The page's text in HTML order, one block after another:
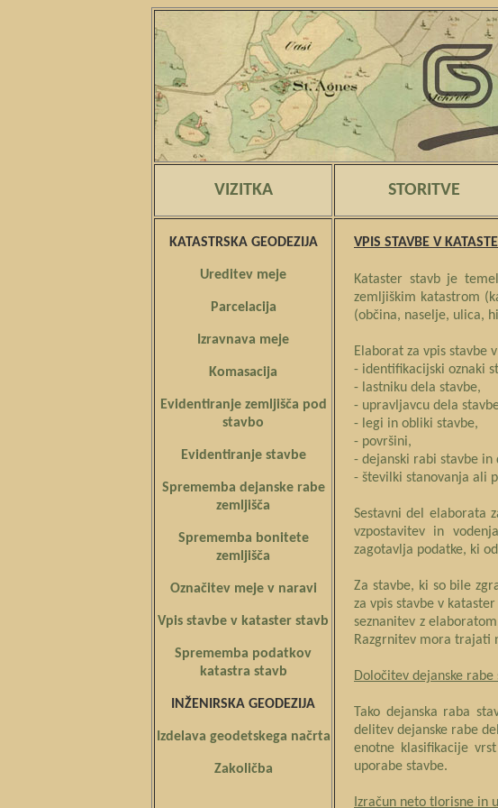
VIZITKA STORITVE
KATASTRSKA GEODEZIJA
Ureditev meje
Parcelacija
Izravnava meje
Komasacija
Evidentiranje zemljišča pod
stavbo
Evidentiranje stavbe
Sprememba dejanske rabe
zemljišča
Sprememba bonitete
zemljišča
Označitev meje v naravi
Vpis stavbe v kataster stavb
Sprememba podatkov
katastra stavb
INŽENIRSKA GEODEZIJA
Izdelava geodetskega načrta
Zakoličba
VPIS STAVBE V
Kataster stavb je
zemljiškim katastrom
(občina, naselje, ulica,
Elaborat za vpis stavbe
- identifikacijski oznaki
- lastniku dela stavbe,
- upravljavcu dela
- legi in obliki stavbe,
- površini,
- dejanski rabi stavbe in
- številki stanovanja ali
Sestavni del elaborata
vzpostavitev in
zagotavlja podatke, ki
Za stavbe, ki so bile
za vpis stavbe v
seznanitev z
Razgrnitev mora trajati
Določitev dejanske
Tako dejanska raba
delitev dejanske rabe
enotne klasifikacije
uporabe stavbe.
Izračun neto tlorisne in